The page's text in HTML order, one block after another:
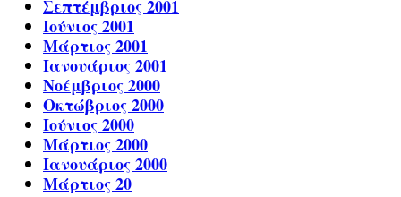
Σεπτέμβριος 2001
Ιούνιος 2001
Μάρτιος 2001
Ιανουάριος 2001
Νοέμβριος 2000
Οκτώβριος 2000
Ιούνιος 2000
Μάρτιος 2000
Ιανουάριος 2000
Μάρτιος 20